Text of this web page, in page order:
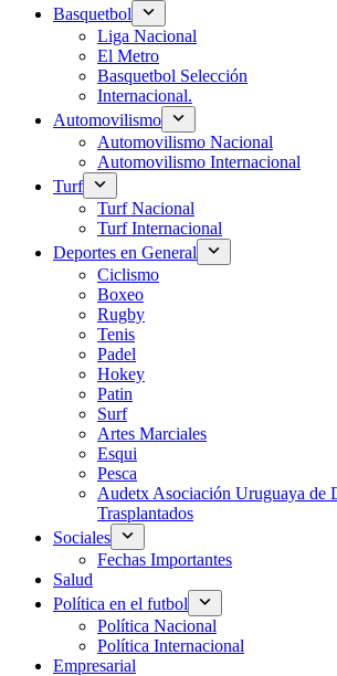
Basquetbol
Liga Nacional
El Metro
Basquetbol Selección
Internacional.
Automovilismo
Automovilismo Nacional
Automovilismo Internacional
Turf
Turf Nacional
Turf Internacional
Deportes en General
Ciclismo
Boxeo
Rugby
Tenis
Padel
Hokey
Patin
Surf
Artes Marciales
Esqui
Pesca
Audetx Asociación Uruguaya de
Trasplantados
Sociales
Fechas Importantes
Salud
Política en el futbol
Política Nacional
Política Internacional
Empresarial